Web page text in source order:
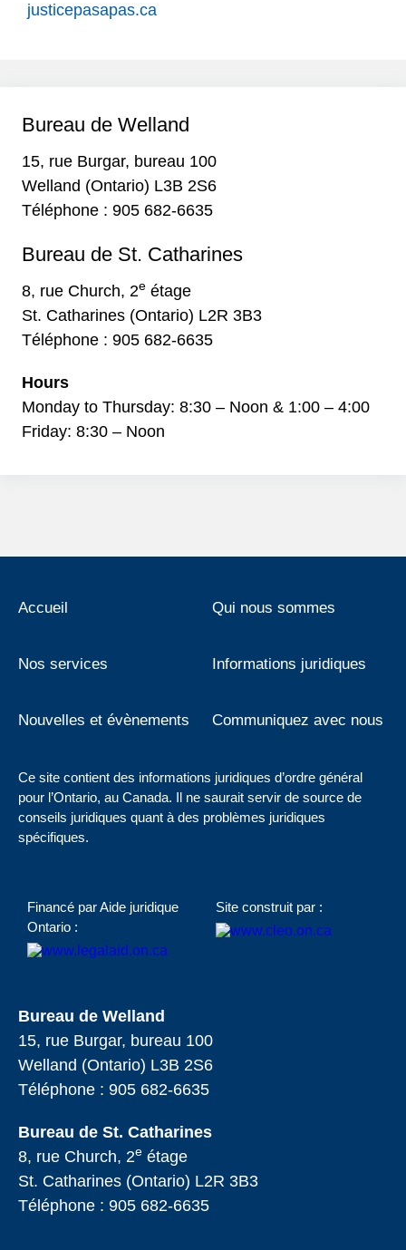
justicepasapas.ca
Bureau de Welland
15, rue Burgar, bureau 100
Welland (Ontario) L3B 2S6
Téléphone : 905 682-6635
Bureau de St. Catharines
8, rue Church, 2e étage
St. Catharines (Ontario) L2R 3B3
Téléphone : 905 682-6635
Hours
Monday to Thursday: 8:30 – Noon & 1:00 – 4:00
Friday: 8:30 – Noon
Accueil Qui nous sommes
Nos services Informations juridiques
Nouvelles et évènements Communiquez avec nous
Ce site contient des informations juridiques d’ordre général
pour l’Ontario, au Canada. Il ne saurait servir de source de
conseils juridiques quant à des problèmes juridiques
spécifiques.
Financé par Aide juridique
Ontario :
Site construit par :
Bureau de Welland
15, rue Burgar, bureau 100
Welland (Ontario) L3B 2S6
Téléphone : 905 682-6635
Bureau de St. Catharines
8, rue Church, 2e étage
St. Catharines (Ontario) L2R 3B3
Téléphone : 905 682-6635